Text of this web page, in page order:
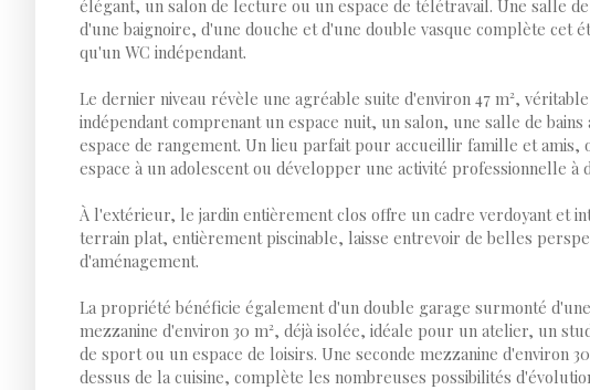
élégant, un salon de lecture ou un espace de télétravail. Une salle
d'une baignoire, d'une douche et d'une double vasque complète cet
qu'un WC indépendant.
Le dernier niveau révèle une agréable suite d'environ 47 m²,
indépendant comprenant un espace nuit, un salon, une salle de bains
espace de rangement. Un lieu parfait pour accueillir famille et amis,
espace à un adolescent ou développer une activité professionnelle à
À l'extérieur, le jardin entièrement clos offre un cadre verdoyant et
terrain plat, entièrement piscinable, laisse entrevoir de belles
d'aménagement.
La propriété bénéficie également d'un double garage surmonté
mezzanine d'environ 30 m², déjà isolée, idéale pour un atelier, un
de sport ou un espace de loisirs. Une seconde mezzanine d'environ
dessus de la cuisine, complète les nombreuses possibilités